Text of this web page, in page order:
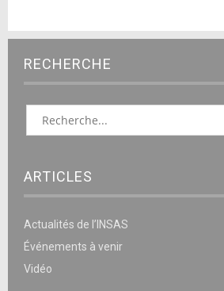
RECHERCHE
ARTICLES
Actualités de l’INSAS
Événements à venir
Vidéo